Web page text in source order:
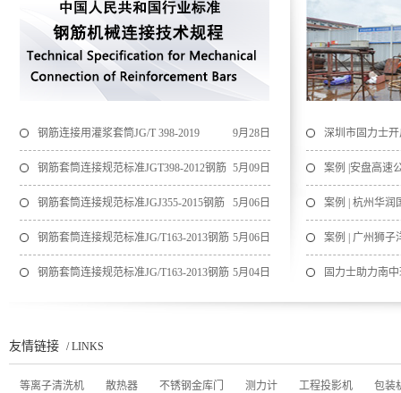
9月28日
钢筋连接用灌浆套筒JG/T 398-2019
5月09日
钢筋套筒连接规范标准JGT398-2012钢筋
连接用灌浆套筒操作规范标准在线下载 5月06日
钢筋套筒连接规范标准JGJ355-2015钢筋
套筒灌浆连接应用技术规程 [附条文说明在线下
载]
5月06日
钢筋套筒连接规范标准JG/T163-2013钢筋
机械连接用套筒-图片版在线下载 5月04日
钢筋套筒连接规范标准JG/T163-2013钢筋
深圳市固力士
约仪式圆满成功
案例 |安盘高速
案例 | 杭州华润
案例 | 广州狮子
固力士助力南
交通新篇章
友情链接 / LINKS
等离子清洗机 散热器 不锈钢金库门 测力计 工程投影机 包装